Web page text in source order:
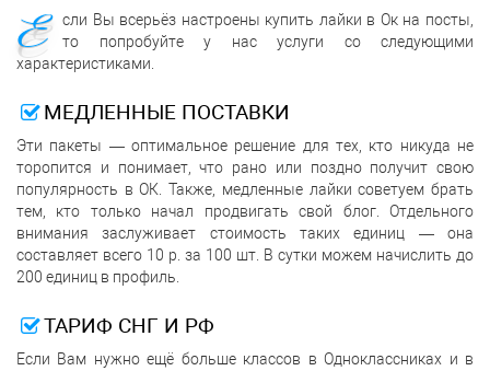
Е
сли Вы всерьёз настроены купить лайки в Ок на посты,
то попробуйте у нас услуги со следующими
характеристиками.
МЕДЛЕННЫЕ ПОСТАВКИ
Эти пакеты — оптимальное решение для тех, кто никуда не
торопится и понимает, что рано или поздно получит свою
популярность в ОК. Также, медленные лайки советуем брать
тем, кто только начал продвигать свой блог. Отдельного
внимания заслуживает стоимость таких единиц — она
составляет всего 10 р. за 100 шт. В сутки можем начислить до
200 единиц в профиль.
ТАРИФ СНГ И РФ
Если Вам нужно ещё больше классов в Одноклассниках и в